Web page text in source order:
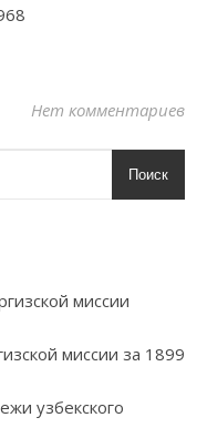
Нет комментариев
Поиск
миссии
миссии за 1899
узбекского